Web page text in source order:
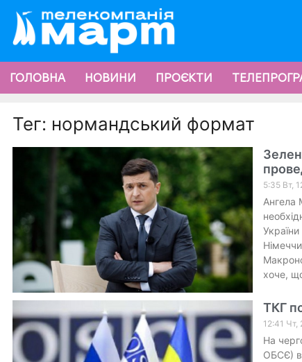
ГОЛОВНА НОВИНИ ПРОЄКТИ
Тег: нормандський формат
5:35 Вт,
Ангела
хоче,
ТКГ
12:41
На
ОБСЄ) в